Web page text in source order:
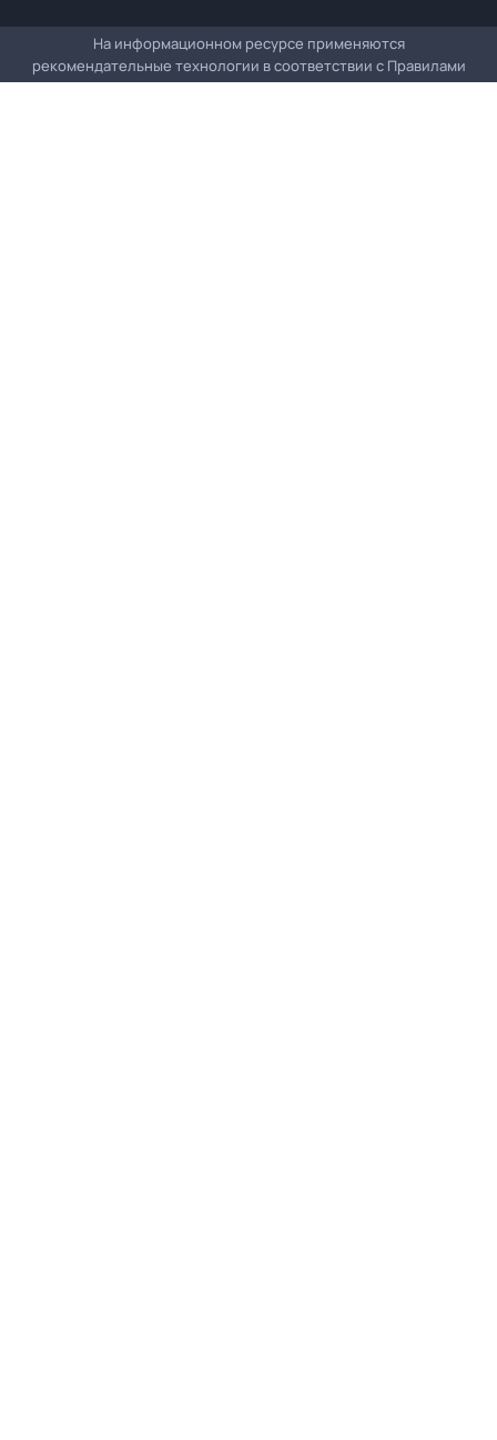
На информационном ресурсе применяются
рекомендательные технологии в соответствии с Правилами